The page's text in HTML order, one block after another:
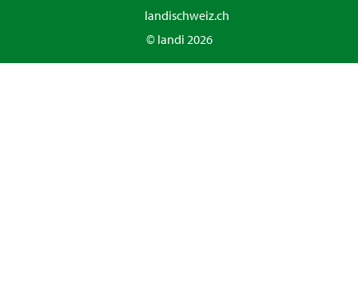
landischweiz.ch
© landi 2026